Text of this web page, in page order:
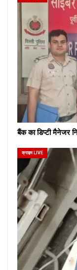
बैंक का डिप्टी मैनेजर
क्राइम LIVE